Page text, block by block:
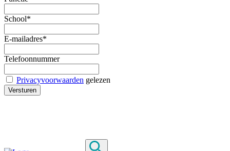
School*
E-mailadres*
Telefoonnummer
Privacyvoorwaarden gelezen